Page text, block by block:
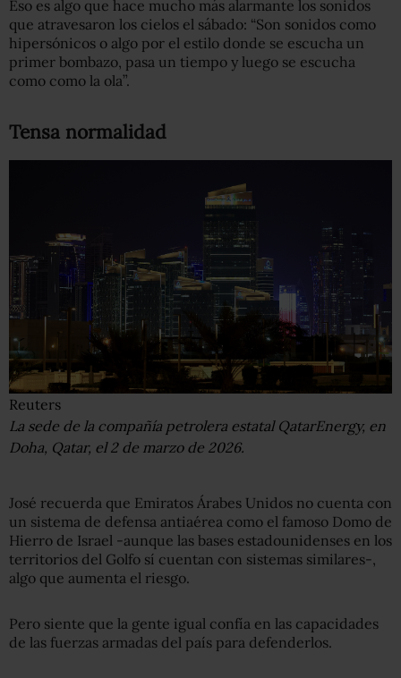
Eso es algo que hace mucho más alarmante los sonidos
que atravesaron los cielos el sábado: “Son sonidos como
hipersónicos o algo por el estilo donde se escucha un
primer bombazo, pasa un tiempo y luego se escucha
como como la ola”.
Tensa normalidad
Reuters
La sede de la compañía petrolera estatal QatarEnergy, en
Doha, Qatar, el 2 de marzo de 2026.
José recuerda que Emiratos Árabes Unidos no cuenta con
un sistema de defensa antiaérea como el famoso Domo de
Hierro de Israel -aunque las bases estadounidenses en los
territorios del Golfo sí cuentan con sistemas similares-,
algo que aumenta el riesgo.
Pero siente que la gente igual confía en las capacidades
de las fuerzas armadas del país para defenderlos.